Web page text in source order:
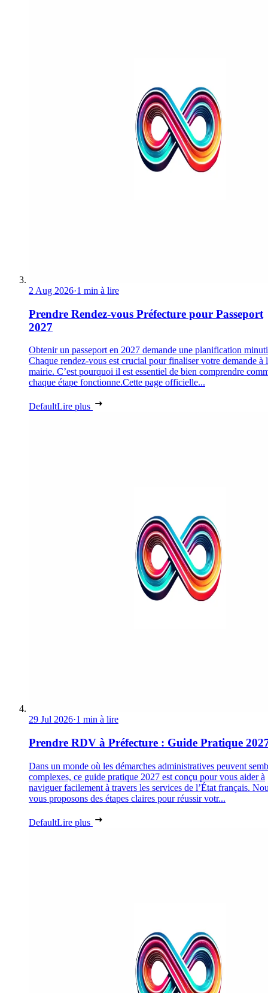
2 Aug 2026·1 min à lire
Prendre Rendez-vous Préfecture pour Passeport
2027
Obtenir un passeport en 2027 demande une planification
Chaque rendez-vous est crucial pour finaliser votre demande à
mairie. C’est pourquoi il est essentiel de bien comprendre
chaque étape fonctionne.Cette page officielle...
DefaultLire plus
29 Jul 2026·1 min à lire
Prendre RDV à Préfecture : Guide Pratique
Dans un monde où les démarches administratives peuvent
complexes, ce guide pratique 2027 est conçu pour vous aider à
naviguer facilement à travers les services de l’État français.
vous proposons des étapes claires pour réussir votr...
DefaultLire plus